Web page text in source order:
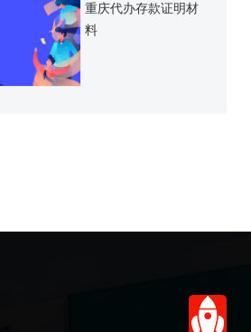
重庆代办存款证明材
料